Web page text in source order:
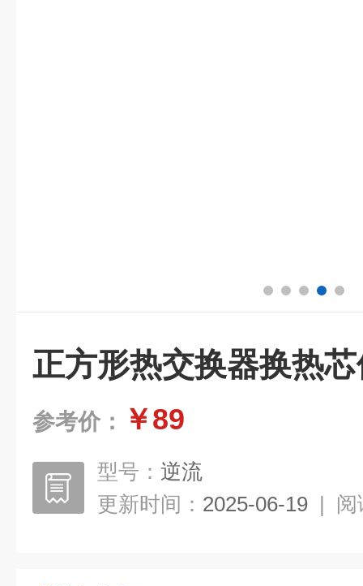
正方形热交换器换热
参考价： ￥89
型号： 逆流
更新时间： 2025-06-19 | 阅